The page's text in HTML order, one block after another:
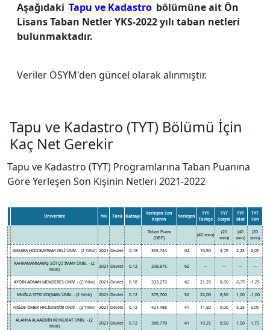
Aşağıdaki Tapu ve Kadastro bölümüne ait Ön
Lisans Taban Netler YKS-2022 yılı taban netleri
bulunmaktadır.
Veriler ÖSYM'den güncel olarak alınmıştır.
Tapu ve Kadastro (TYT) Bölümü İçin
Kaç Net Gerekir
Tapu ve Kadastro (TYT) Programlarına Taban Puanına
Göre Yerleşen Son Kişinin Netleri 2021-2022
Üniversite Yılı Türü Katsayı
Yerleşen Son
Kişinin
Yerleşen
TYT
Türkçe
TYT
Sosyal
TYT
Mat
TYT
Fen
Taban Puanı
(OBP)
(40 soru)
(20
soru)
(40
soru)
(20
soru)
ANKARA HACI BAYRAM VELİ ÜNİV. - (2 Yıllık) 2021 Devlet 0.18 365,744 62 16,50 4,75 2,25 6,00
KAHRAMANMARAŞ SÜTÇÜ İMAM ÜNİV. - (2
Yıllık)
2021 Devlet 0.12 338,875 62 --- --- --- ---
AYDIN ADNAN MENDERES ÜNİV. - (2 Yıllık) 2021 Devlet 0.18 333,273 62 21,25 8,50 -0,75 -1,25
MUĞLA SITKI KOÇMAN ÜNİV. - (2 Yıllık) 2021 Devlet 0.12 375,700 52 22,00 8,50 1,00 -1,00
NİĞDE ÖMER HALİSDEMİR ÜNİV. - (2 Yıllık) 2021 Devlet 0.12 421,488 41 11,50 6,00 3,25 5,00
ALANYA ALAADDİN KEYKUBAT ÜNİV. - (2
Yıllık)
2021 Devlet 0.12 366,778 41 19,25 6,50 1,50 1,75